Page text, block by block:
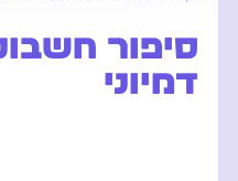
סיפור
דמיוני